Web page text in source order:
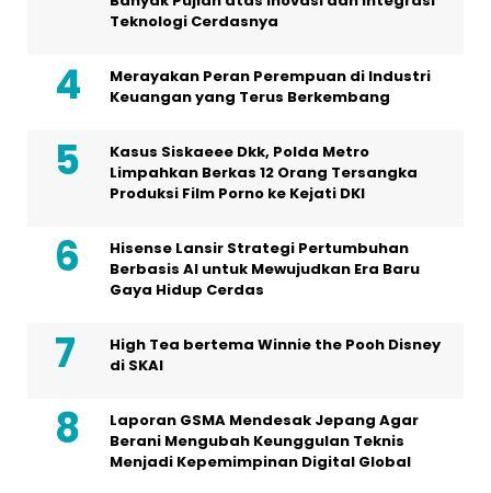
Teknologi Cerdasnya
Merayakan Peran Perempuan di Industri
Keuangan yang Terus Berkembang
Kasus Siskaeee Dkk, Polda Metro
Limpahkan Berkas 12 Orang Tersangka
Produksi Film Porno ke Kejati DKI
Hisense Lansir Strategi Pertumbuhan
Berbasis AI untuk Mewujudkan Era Baru
Gaya Hidup Cerdas
High Tea bertema Winnie the Pooh Disney
di SKAI
Laporan GSMA Mendesak Jepang Agar
Berani Mengubah Keunggulan Teknis
Menjadi Kepemimpinan Digital Global